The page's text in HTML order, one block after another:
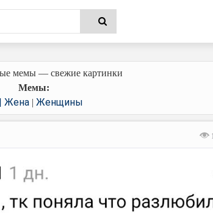
мемы — свежие картинки
Мемы:
Жена | Женщины